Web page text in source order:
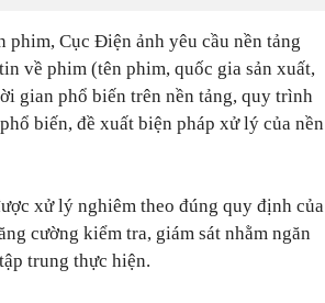
phim, Cục Điện ảnh yêu cầu nền tảng
về phim (tên phim, quốc gia sản xuất,
gian phổ biến trên nền tảng, quy trình
biến, đề xuất biện pháp xử lý của nền
xử lý nghiêm theo đúng quy định của
cường kiểm tra, giám sát nhằm ngăn
trung thực hiện.